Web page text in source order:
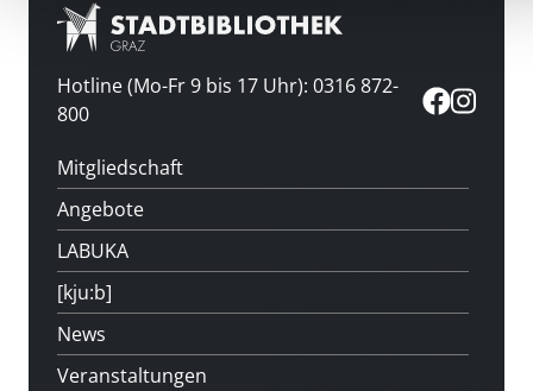
Hotline (Mo-Fr 9 bis 17 Uhr): 0316 872-
800
Mitgliedschaft
Angebote
LABUKA
[kju:b]
News
Veranstaltungen